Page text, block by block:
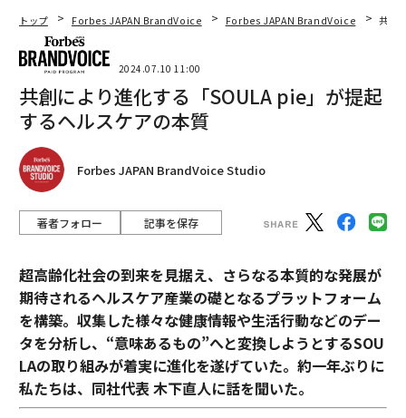
トップ Forbes JAPAN BrandVoice Forbes JAPAN BrandVoice 共創
2024.07.10 11:00
共創により進化する「SOULA pie」が提起
するヘルスケアの本質
Forbes JAPAN BrandVoice Studio
著者フォロー 記事を保存
超高齢化社会の到来を見据え、さらなる本質的な発展が
期待されるヘルスケア産業の礎となるプラットフォーム
を構築。収集した様々な健康情報や生活行動などのデー
タを分析し、“意味あるもの”へと変換しようとするSOU
LAの取り組みが着実に進化を遂げていた。約一年ぶりに
私たちは、同社代表 木下直人に話を聞いた。